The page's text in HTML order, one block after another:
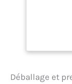
Déballage et